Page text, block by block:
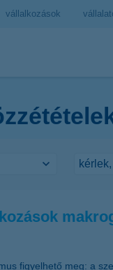
vállalkozások
figyelhető meg: a